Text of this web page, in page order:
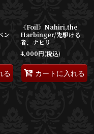
ン
る
《Foil》Nahiri,the
Harbinger/先駆ける
者、ナヒリ
4,000円(税込)
カートに入れる